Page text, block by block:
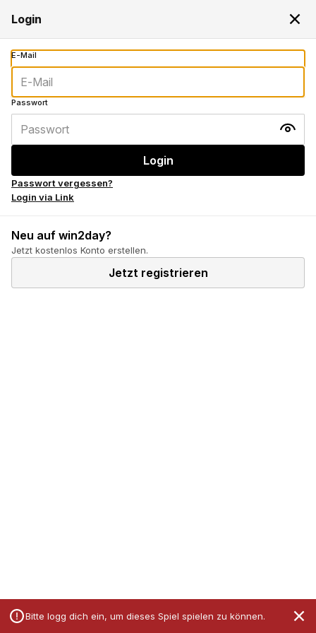
Dein Login wird benötigt
Login
Passwort vergessen?
Login via Link
Neu auf win2day?
Jetzt kostenlos Konto erstellen.
Jetzt registrieren